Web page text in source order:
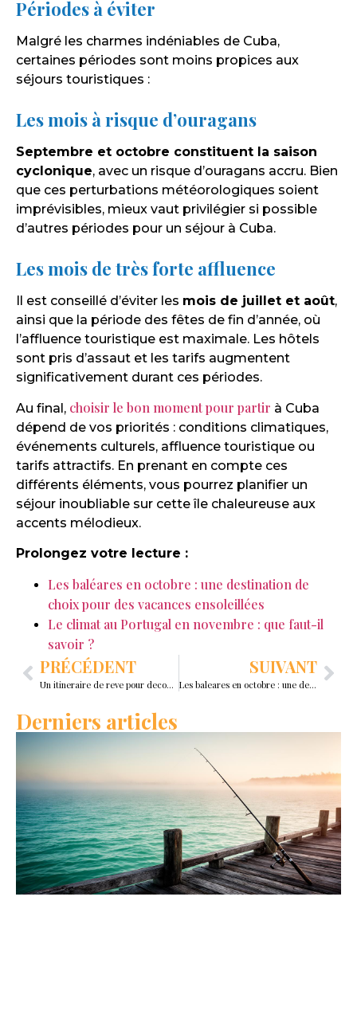
Périodes à éviter
Malgré les charmes indéniables de Cuba,
certaines périodes sont moins propices aux
séjours touristiques :
Les mois à risque d’ouragans
Septembre et octobre constituent la saison
cyclonique, avec un risque d’ouragans accru. Bien
que ces perturbations météorologiques soient
imprévisibles, mieux vaut privilégier si possible
d’autres périodes pour un séjour à Cuba.
Les mois de très forte affluence
Il est conseillé d’éviter les mois de juillet et août,
ainsi que la période des fêtes de fin d’année, où
l’affluence touristique est maximale. Les hôtels
sont pris d’assaut et les tarifs augmentent
significativement durant ces périodes.
Au final, choisir le bon moment pour partir à Cuba
dépend de vos priorités : conditions climatiques,
événements culturels, affluence touristique ou
tarifs attractifs. En prenant en compte ces
différents éléments, vous pourrez planifier un
séjour inoubliable sur cette île chaleureuse aux
accents mélodieux.
Prolongez votre lecture :
Les baléares en octobre : une destination de
choix pour des vacances ensoleillées
Le climat au Portugal en novembre : que faut-il
savoir ?
PRÉCÉDENT
Un itineraire de reve pour decouvrir les cyclades en 10 jours
SUIVANT
Les baleares en octobre : une destination de choix pour des vacances ensoleillees
Derniers articles